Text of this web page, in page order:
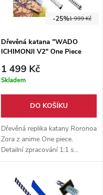
1 999 Kč
-25%
Dřevěná katana "WADO
ICHIMONJI V2" One Piece
1 499 Kč
Skladem
DO KOŠÍKU
Dřevěná replika katany Roronoa
Zora z anime One piece.
Detailní zpracování 1:1 s
originálem. Vhodné jako
prostorový trénink.